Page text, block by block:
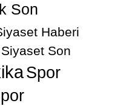
Son
Haberi
Siyaset Son
Spor